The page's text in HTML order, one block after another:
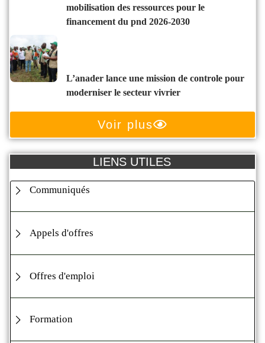
mobilisation des ressources pour le
financement du pnd 2026-2030
l’anader lance une mission de controle pour
moderniser le secteur vivrier
Voir plus
LIENS UTILES
Communiqués
Appels d'offres
Offres d'emploi
Formation